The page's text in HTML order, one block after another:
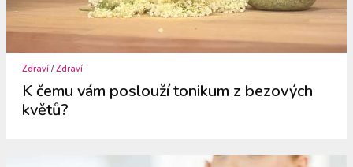
Zdraví /Zdraví
K čemu vám poslouží tonikum z bezových
květů?